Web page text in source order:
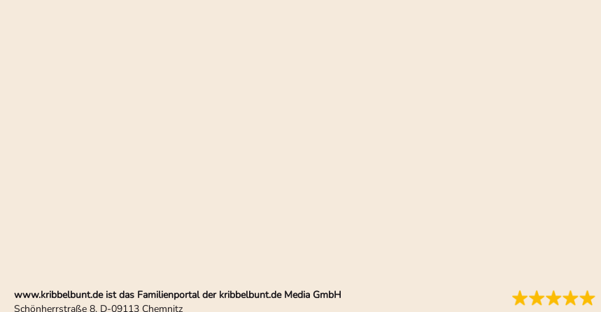
www.kribbelbunt.de ist das Familienportal der kribbelbunt.de Media GmbH
Schönherrstraße 8, D-09113 Chemnitz